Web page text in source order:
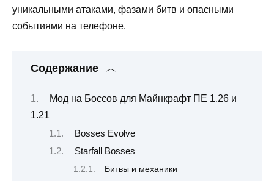
уникальными атаками, фазами битв и опасными
событиями на телефоне.
Содержание
Мод на Боссов для Майнкрафт ПЕ 1.26 и
1.21
Bosses Evolve
Starfall Bosses
Битвы и механики